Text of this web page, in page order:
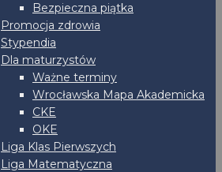
Bezpieczna piątka
Promocja zdrowia
Stypendia
Dla maturzystów
Ważne terminy
Wrocławska Mapa Akademicka
CKE
OKE
Liga Klas Pierwszych
Liga Matematyczna